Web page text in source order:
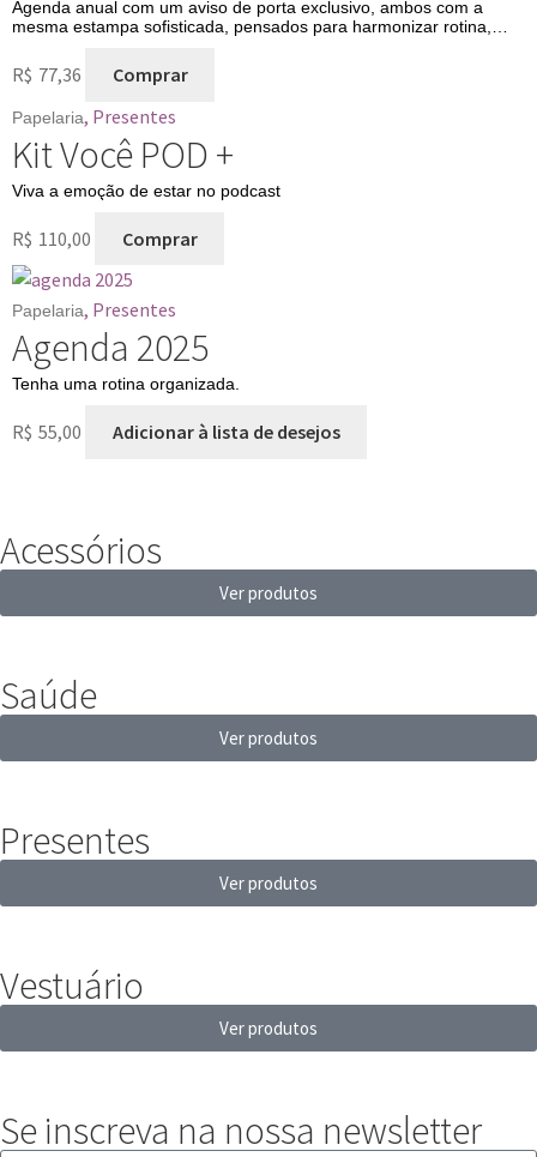
Agenda anual com um aviso de porta exclusivo, ambos com a
mesma estampa sofisticada, pensados para harmonizar rotina,
R$ 77,36 Comprar
Papelaria, Presentes
Kit Você POD +
Viva a emoção de estar no podcast
R$ 110,00 Comprar
Papelaria, Presentes
Agenda 2025
Tenha uma rotina organizada.
R$ 55,00 Adicionar à lista de desejos
Acessórios
Ver produtos
Saúde
Ver produtos
Presentes
Ver produtos
Vestuário
Ver produtos
Se inscreva na nossa newsletter